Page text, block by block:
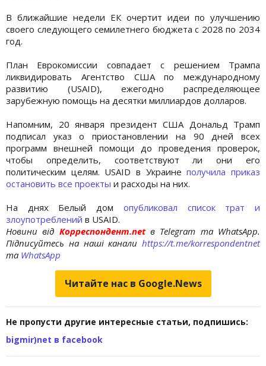
В ближайшие недели ЕК очертит идеи по улучшению
своего следующего семилетнего бюджета с 2028 по 2034
год.
План Еврокомиссии совпадает с решением Трампа
ликвидировать Агентство США по международному
развитию (USAID), ежегодно распределяющее
зарубежную помощь на десятки миллиардов долларов.
Напомним, 20 января президент США Дональд Трамп
подписал указ о приостановлении на 90 дней всех
программ внешней помощи до проведения проверок,
чтобы определить, соответствуют ли они его
политическим целям. USAID в Украинеполучила приказ
остановить все проекты и расходы на них.
На днях Белый дом опубликовал список трат и
злоупотреблений в USAID.
Новини від Корреспондент.netв Telegram та WhatsApp.
Підписуйтесь на наші канали https://t.me/korrespondentnet
та WhatsApp
Читайте нас в Google.News
Не пропусти другие интересные статьи, подпишись:
bigmir)net в facebook